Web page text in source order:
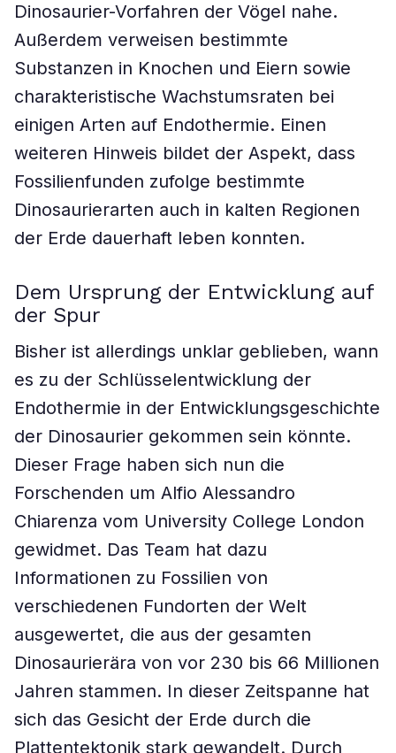
Dinosaurier-Vorfahren der Vögel nahe.
Außerdem verweisen bestimmte
Substanzen in Knochen und Eiern sowie
charakteristische Wachstumsraten bei
einigen Arten auf Endothermie. Einen
weiteren Hinweis bildet der Aspekt, dass
Fossilienfunden zufolge bestimmte
Dinosaurierarten auch in kalten Regionen
der Erde dauerhaft leben konnten.
Dem Ursprung der Entwicklung auf
der Spur
Bisher ist allerdings unklar geblieben, wann
es zu der Schlüsselentwicklung der
Endothermie in der Entwicklungsgeschichte
der Dinosaurier gekommen sein könnte.
Dieser Frage haben sich nun die
Forschenden um Alfio Alessandro
Chiarenza vom University College London
gewidmet. Das Team hat dazu
Informationen zu Fossilien von
verschiedenen Fundorten der Welt
ausgewertet, die aus der gesamten
Dinosaurierära von vor 230 bis 66 Millionen
Jahren stammen. In dieser Zeitspanne hat
sich das Gesicht der Erde durch die
Plattentektonik stark gewandelt. Durch